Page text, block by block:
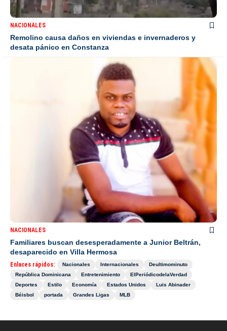
NACIONALES
Remolino causa daños en viviendas e invernaderos y
desata pánico en Constanza
NACIONALES
Familiares buscan desesperadamente a Junior Beltrán,
desaparecido en Villa Hermosa
Enlaces rápidos: Nacionales Internacionales
Deultimominuto
República Dominicana
Entretenimiento
ElPeriódicodelaVerdad
Deportes
Estilo Economía Estados Unidos
Luis Abinader
Béisbol
portada Grandes Ligas MLB